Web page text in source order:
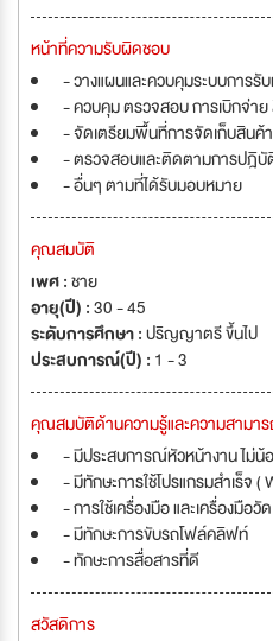
หน้าที่ความรับผิดชอบ
- วางแผนและควบคุมระบบการรั
- ควบคุม ตรวจสอบ การเบิกจ่า
- จัดเตรียมพื้นที่การจัดเก็บสิน
- ตรวจสอบและติดตามการปฎิ
- อื่นๆ ตามที่ได้รับมอบหมาย
คุณสมบัติ
เพศ :ชาย
อายุ(ปี) :30 - 45
ระดับการศึกษา :ปริญญาตรี ขึ้นไป
ประสบการณ์(ปี) : 1 - 3
คุณสมบัติด้านความรู้และความสามา
- มีประสบการณ์หัวหน้างาน ไม่น้
- มีทักษะการใช้โปรแกรมสำเร็จ
- การใช้เครื่องมือ และเครื่องมือ
- มีทักษะการขับรถโฟล์คลิฟท์
- ทักษะการสื่อสารที่ดี
สวัสดิการ